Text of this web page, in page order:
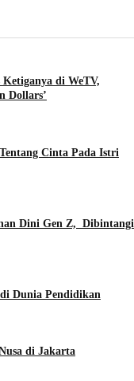
di WeTV,
Dollars’
Cinta Pada Istri
Dini Gen Z, Dibintangi
Dunia Pendidikan
di Jakarta